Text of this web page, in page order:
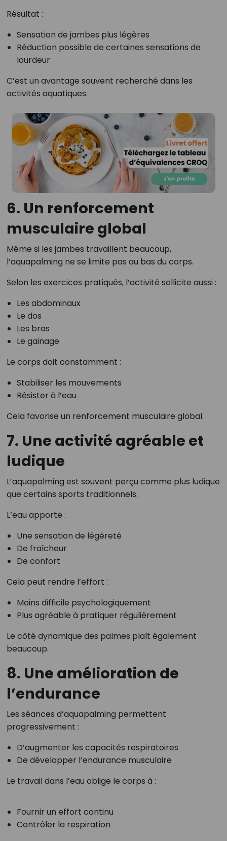
Résultat :
Sensation de jambes plus légères
Réduction possible de certaines sensations de
lourdeur
C’est un avantage souvent recherché dans les
activités aquatiques.
6. Un renforcement
musculaire global
Même si les jambes travaillent beaucoup,
l’aquapalming ne se limite pas au bas du corps.
Selon les exercices pratiqués, l’activité sollicite aussi :
Les abdominaux
Le dos
Les bras
Le gainage
Le corps doit constamment :
Stabiliser les mouvements
Résister à l’eau
Cela favorise un renforcement musculaire global.
7. Une activité agréable et
ludique
L’aquapalming est souvent perçu comme plus ludique
que certains sports traditionnels.
L’eau apporte :
Une sensation de légèreté
De fraîcheur
De confort
Cela peut rendre l’effort :
Moins difficile psychologiquement
Plus agréable à pratiquer régulièrement
Le côté dynamique des palmes plaît également
beaucoup.
8. Une amélioration de
l’endurance
Les séances d’aquapalming permettent
progressivement :
D’augmenter les capacités respiratoires
De développer l’endurance musculaire
Le travail dans l’eau oblige le corps à :
Fournir un effort continu
Contrôler la respiration